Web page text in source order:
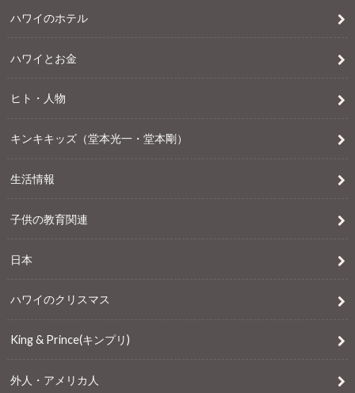
ハワイのホテル
ハワイとお金
ヒト・人物
キンキキッズ（堂本光一・堂本剛）
生活情報
子供の教育関連
日本
ハワイのクリスマス
King & Prince(キンプリ)
外人・アメリカ人